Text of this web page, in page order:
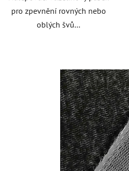
pro zpevnění rovných nebo
oblých švů...